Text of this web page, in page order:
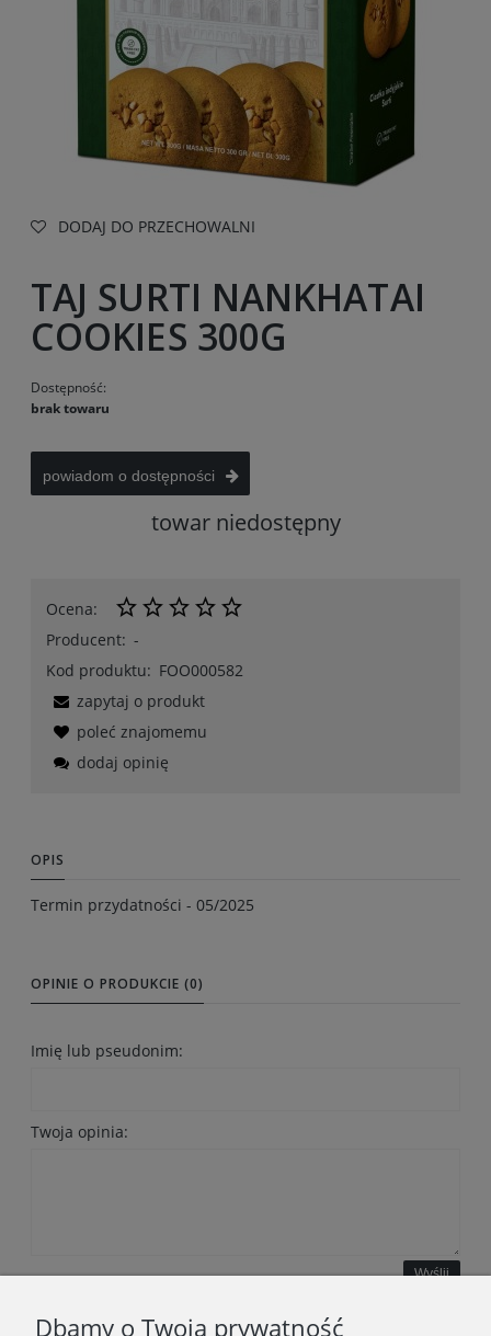
DODAJ DO PRZECHOWALNI
TAJ SURTI NANKHATAI
COOKIES 300G
Dostępność:
brak towaru
powiadom o dostępności
towar niedostępny
Ocena:
Producent: -
Kod produktu: FOO000582
zapytaj o produkt
poleć znajomemu
dodaj opinię
OPIS
Termin przydatności - 05/2025
OPINIE O PRODUKCIE (0)
Imię lub pseudonim:
Twoja opinia:
Wyślij
Dbamy o Twoją prywatność